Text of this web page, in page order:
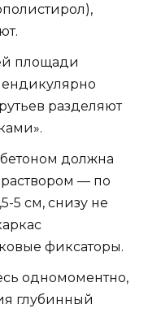
площади
разделяют
должна
— по
5 см, снизу не
фиксаторы.
одномоментно,
глубинный